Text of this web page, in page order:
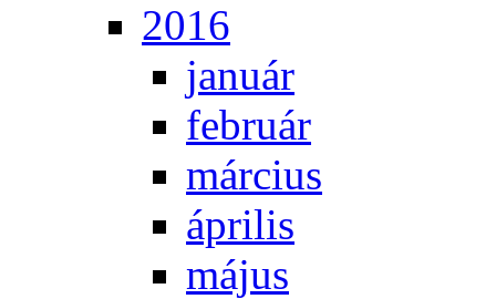
2016
ja­nu­ár
feb­ru­ár
már­ci­us
áp­ri­lis
má­jus